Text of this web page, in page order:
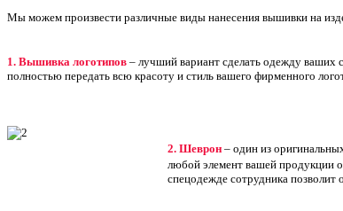
Мы можем произвести различные виды нанесения вышивки на
1. Вышивка логотипов – лучший вариант сделать одежду ваших
полностью передать всю красоту и стиль вашего фирменного
2. Шеврон – один из
любой элемент вашей продукции
спецодежде сотрудника позволит